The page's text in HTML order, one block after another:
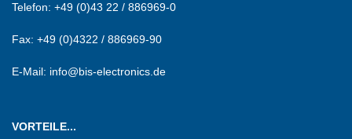
Telefon: +49 (0)43 22 / 886969-0
Fax: +49 (0)4322 / 886969-90
E-Mail: info@bis-electronics.de
VORTEILE...